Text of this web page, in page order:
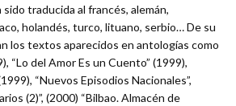
traducida al francés, alemán,
holandés, turco, lituano, serbio… De su
los textos aparecidos en antologías como
“Lo del Amor Es un Cuento” (1999),
“Nuevos Episodios Nacionales”,
(2)”, (2000) “Bilbao. Almacén de